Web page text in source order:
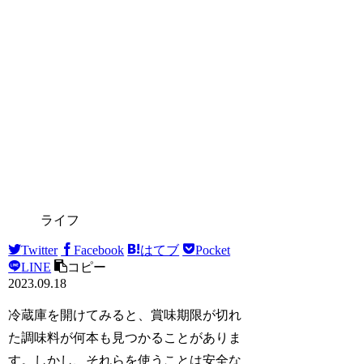
ライフ
Twitter Facebook はてブ
Pocket
LINE
コピー
2023.09.18
冷蔵庫を開けてみると、賞味期限が切れ
た調味料が何本も見つかることがありま
す。しかし、それらを使うことは安全な